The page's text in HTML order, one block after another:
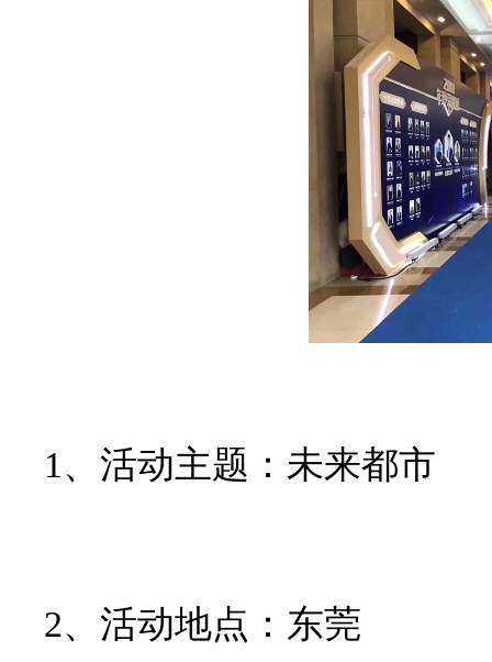
1、活动主题：未来都市
2、活动地点：东莞